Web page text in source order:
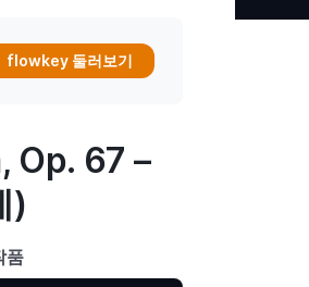
flowkey 둘러보기
Op. 67 –
)
품